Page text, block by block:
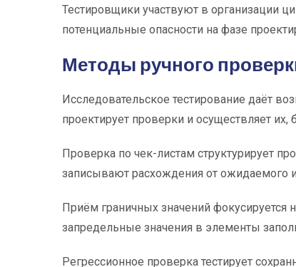
Тестировщики участвуют в организации
потенциальные опасности на фазе
Методы ручного
Исследовательское тестирование даёт
проектирует проверки и осуществляет
Проверка по чек-листам структурирует
записывают расхождения от ожидаемого
Приём граничных значений
запредельные значения в элементы
Регрессионное проверка тестирует